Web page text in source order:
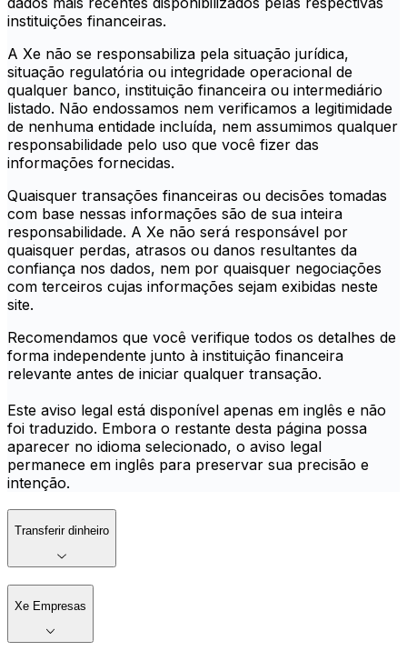
instituições financeiras.
A Xe não se responsabiliza pela situação jurídica,
situação regulatória ou integridade operacional de
qualquer banco, instituição financeira ou intermediário
listado. Não endossamos nem verificamos a legitimidade
de nenhuma entidade incluída, nem assumimos qualquer
responsabilidade pelo uso que você fizer das
informações fornecidas.
Quaisquer transações financeiras ou decisões tomadas
com base nessas informações são de sua inteira
responsabilidade. A Xe não será responsável por
quaisquer perdas, atrasos ou danos resultantes da
confiança nos dados, nem por quaisquer negociações
com terceiros cujas informações sejam exibidas neste
site.
Recomendamos que você verifique todos os detalhes de
forma independente junto à instituição financeira
relevante antes de iniciar qualquer transação.
Este aviso legal está disponível apenas em inglês e não
foi traduzido. Embora o restante desta página possa
aparecer no idioma selecionado, o aviso legal
permanece em inglês para preservar sua precisão e
intenção.
Transferir dinheiro
Xe Empresas